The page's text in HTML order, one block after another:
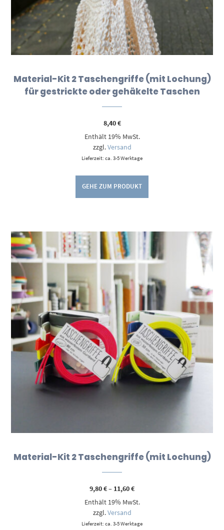
Material-Kit 2 Taschengriffe (mit Lochung)
für gestrickte oder gehäkelte Taschen
8,40€
Enthält 19% MwSt.
zzgl.Versand
Lieferzeit: ca. 3-5 Werktage
GEHE ZUM PRODUKT
Material-Kit 2 Taschengriffe (mit Lochung)
9,80€– 11,60€Preisspanne:
bis
Enthält 19% MwSt.
zzgl.Versand
Lieferzeit: ca. 3-5 Werktage